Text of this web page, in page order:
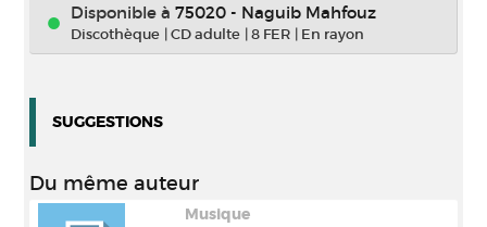
Disponible à 75020 - Naguib Mahfouz
Discothèque |CD adulte |8 FER | En rayon
SUGGESTIONS
Du même auteur
Musique